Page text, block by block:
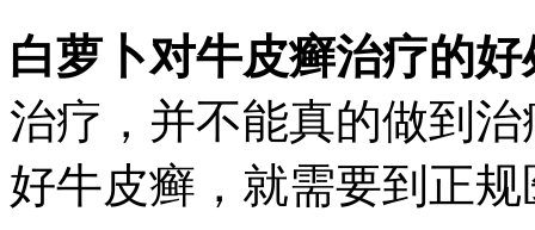
白萝卜对牛皮癣治疗的好
治疗，并不能真的做到
好牛皮癣，就需要到正